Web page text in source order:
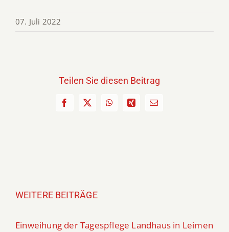
07. Juli 2022
Teilen Sie diesen Beitrag
Facebook
X WhatsApp
Xing
E-
WEITERE BEITRÄGE
Einweihung der Tagespflege Landhaus in Leimen